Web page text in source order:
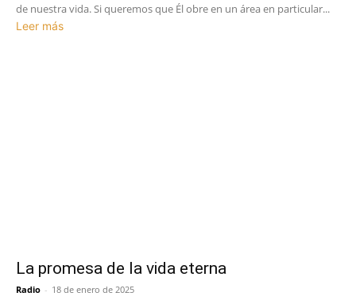
de nuestra vida. Si queremos que Él obre en un área en particular...
Leer más
La promesa de la vida eterna
Radio - 18 de enero de 2025